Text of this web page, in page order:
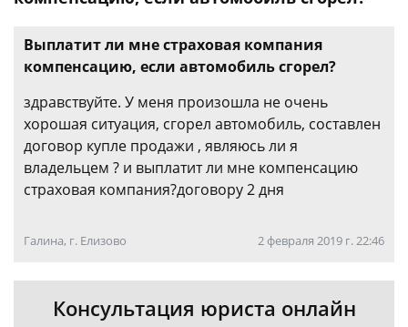
Выплатит ли мне страховая компания
компенсацию, если автомобиль сгорел?
здравствуйте. У меня произошла не очень
хорошая ситуация, сгорел автомобиль, составлен
договор купле продажи , являюсь ли я
владельцем ? и выплатит ли мне компенсацию
страховая компания?договору 2 дня
Галина, г. Елизово 2 февраля 2019 г. 22:46
Консультация юриста онлайн